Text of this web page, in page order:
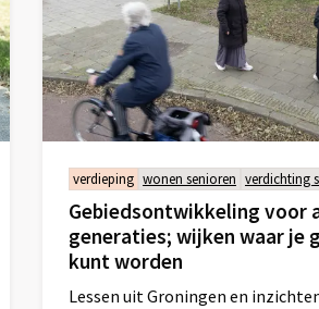
verdieping wonen senioren verdichting
Gebiedsontwikkeling voor
generaties; wijken waar je
kunt worden
Lessen uit Groningen en